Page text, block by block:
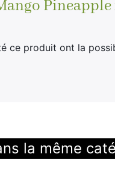
ce produit ont la
la même